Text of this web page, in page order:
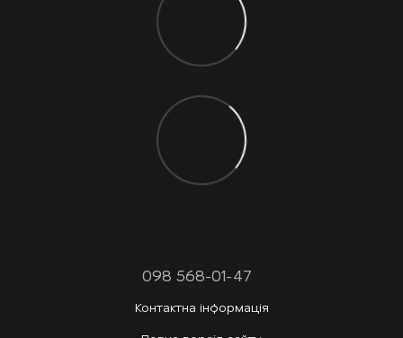
098 568-01-47
Контактна інформація